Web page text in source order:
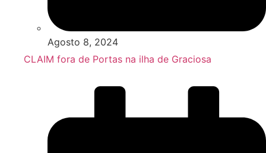
Agosto 8, 2024
CLAIM fora de Portas na ilha de Graciosa